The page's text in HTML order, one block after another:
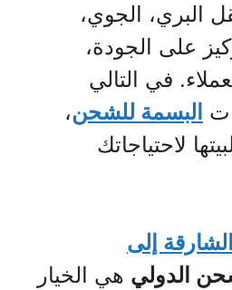
البري، الجوي،
على الجودة،
في التالي
البسمة للشحن،
لاحتياجاتك
إلى
الدولي هي الخيار